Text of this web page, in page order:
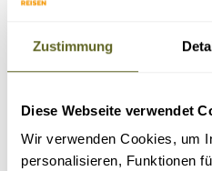
Zustimmung
Diese Webseite verwendet
Wir verwenden Cookies, um
personalisieren, Funktionen